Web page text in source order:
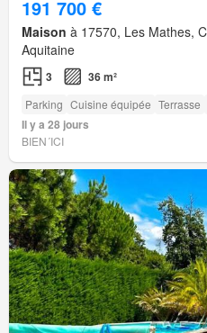
191 700 €
Maison à 17570, Les Mathes,
Aquitaine
3 36 m²
Parking Cuisine équipée Terrasse
Il y a 28 jours
BIEN´ICI